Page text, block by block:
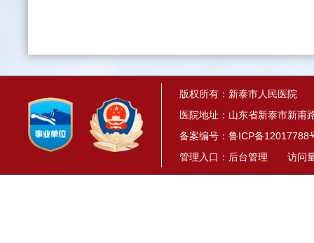
版权所有：新泰市人民医院
医院地址：山东省新泰市新甫
备案编号： 鲁ICP备12017788
管理入口： 后台管理 访问量